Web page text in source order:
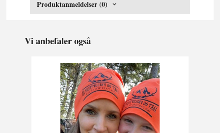
Produktanmeldelser (0)
Vi anbefaler også